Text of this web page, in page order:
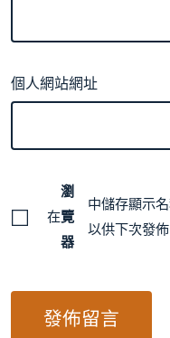
個人網站網址
在
瀏
覽
器
中儲存顯示
以供下次發